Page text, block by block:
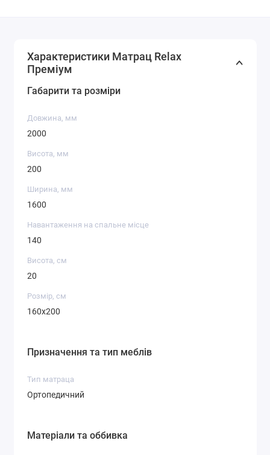
Характеристики Матрац Relax
Преміум
Габарити та розміри
Довжина, мм
2000
Висота, мм
200
Ширина, мм
1600
Навантаження на спальне місце
140
Висота, см
20
Розмір, см
160x200
Призначення та тип меблів
Тип матраца
Ортопедичний
Матеріали та оббивка